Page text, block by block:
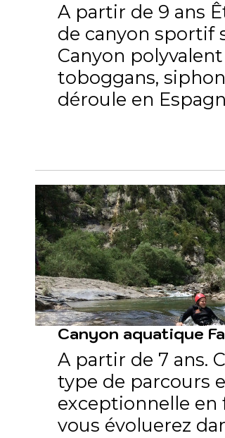
A partir de 9 ans
de canyon sportif
Canyon
toboggans,
déroule en
Canyon aquatique
A partir de 7 ans.
type de parcours
exceptionnelle en
vous évoluerez